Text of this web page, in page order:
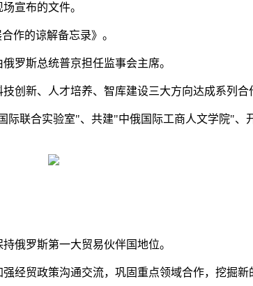
宣布的文件。
作的谅解备忘录》。
罗斯总统普京担任监事会主席。
创新、人才培养、智库建设三大方向达成系列合
联合实验室"、共建"中俄国际工商人文学院"
俄罗斯第一大贸易伙伴国地位。
经贸政策沟通交流，巩固重点领域合作，挖掘新